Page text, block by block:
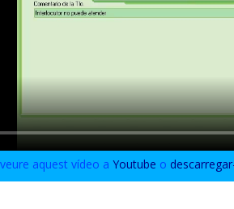
aquest vídeo aYoutube o